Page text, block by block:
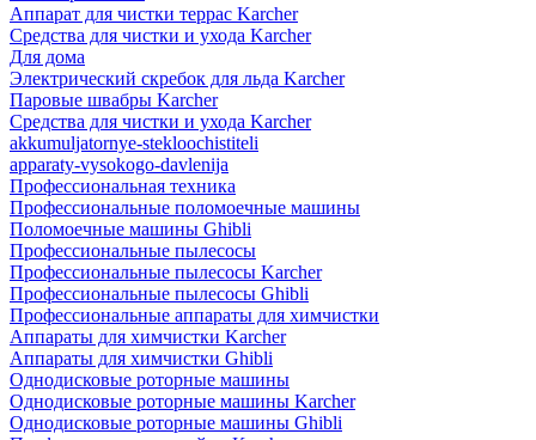
Аппарат для чистки террас Karcher
Средства для чистки и ухода Karcher
Для дома
Электрический скребок для льда Karcher
Паровые швабры Karcher
Средства для чистки и ухода Karcher
akkumuljatornye-stekloochistiteli
apparaty-vysokogo-davlenija
Профессиональная техника
Профессиональные поломоечные машины
Поломоечные машины Ghibli
Профессиональные пылесосы
Профессиональные пылесосы Karcher
Профессиональные пылесосы Ghibli
Профессиональные аппараты для химчистки
Аппараты для химчистки Karcher
Аппараты для химчистки Ghibli
Однодисковые роторные машины
Однодисковые роторные машины Karcher
Однодисковые роторные машины Ghibli